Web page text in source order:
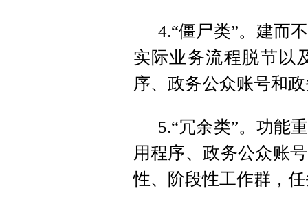
4.“僵尸类”。建而
实际业务流程脱节以
序、政务公众账号和
5.“冗余类”。功能
用程序、政务公众账
性、阶段性工作群，